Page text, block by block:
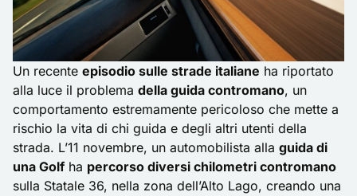
Un recente episodio sulle strade italiane ha riportato
alla luce il problema della guida contromano, un
comportamento estremamente pericoloso che mette a
rischio la vita di chi guida e degli altri utenti della
strada. L’11 novembre, un automobilista alla guida di
una Golfha percorso diversi chilometri contromano
sulla Statale 36, nella zona dell’Alto Lago, creando una